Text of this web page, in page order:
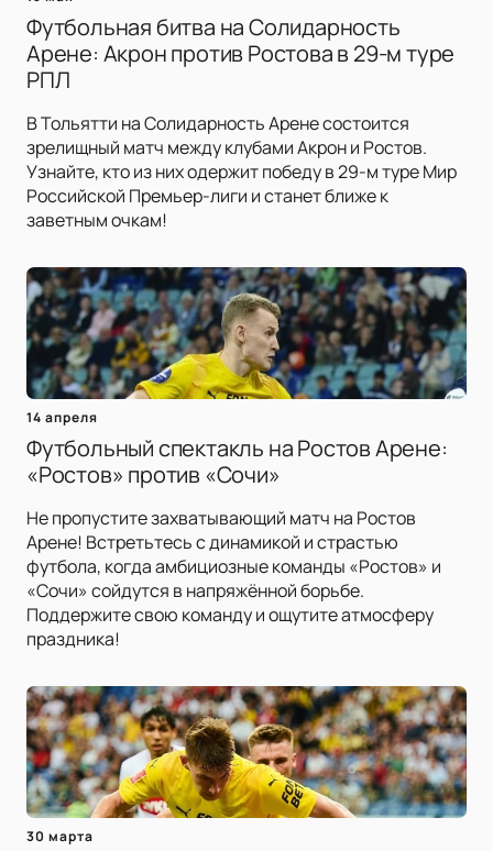
Футбольная битва на Солидарность
Арене: Акрон против Ростова в 29-м туре
РПЛ
В Тольятти на Солидарность Арене состоится
зрелищный матч между клубами Акрон и Ростов.
Узнайте, кто из них одержит победу в 29-м туре Мир
Российской Премьер-лиги и станет ближе к
заветным очкам!
14 апреля
Футбольный спектакль на Ростов Арене:
«Ростов» против «Сочи»
Не пропустите захватывающий матч на Ростов
Арене! Встретьтесь с динамикой и страстью
футбола, когда амбициозные команды «Ростов» и
«Сочи» сойдутся в напряжённой борьбе.
Поддержите свою команду и ощутите атмосферу
праздника!
30 марта